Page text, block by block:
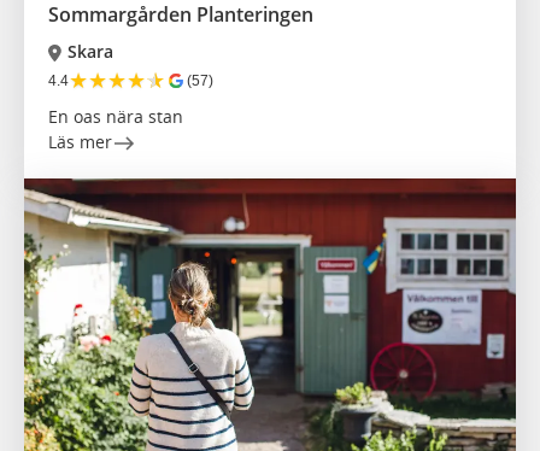
Sommargården Planteringen
Skara
4.4★★★★★ (57)
En oas nära stan
Läs mer